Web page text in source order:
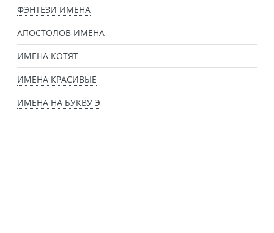
ФЭНТЕЗИ ИМЕНА
АПОСТОЛОВ ИМЕНА
ИМЕНА КОТЯТ
ИМЕНА КРАСИВЫЕ
ИМЕНА НА БУКВУ Э